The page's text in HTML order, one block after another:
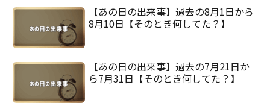
【あの日の出来事】過去の8月1日から
8月10日【そのとき何してた？】
【あの日の出来事】過去の7月21日か
ら7月31日【そのとき何してた？】